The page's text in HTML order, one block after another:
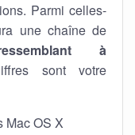
Parmi celles-
une chaîne de
à
sont votre
Mac OS X